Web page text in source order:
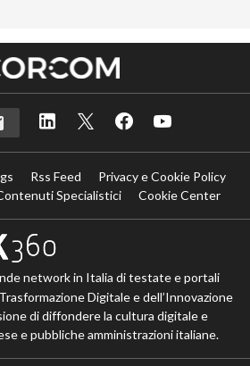
Rss Feed
Privacy e Cookie Policy
Specialistici
Cookie Center
network in Italia di testate e portali
Digitale e dell’Innovazione
di diffondere la cultura digitale e
e pubbliche amministrazioni italiane.